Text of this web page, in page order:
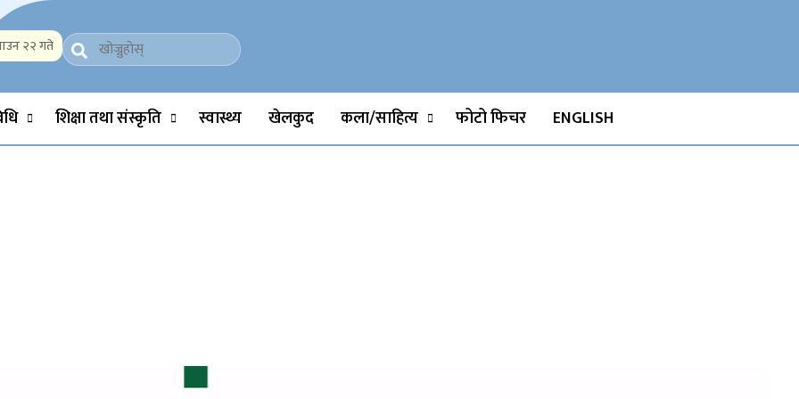
Science, Technology, Social, Media, Sports, Youth, Model Watch, Movies
२२ गते
शिक्षा तथा संस्कृति स्वास्थ्य खेलकुद कला/साहित्य फोटो फिचर ENGLISH